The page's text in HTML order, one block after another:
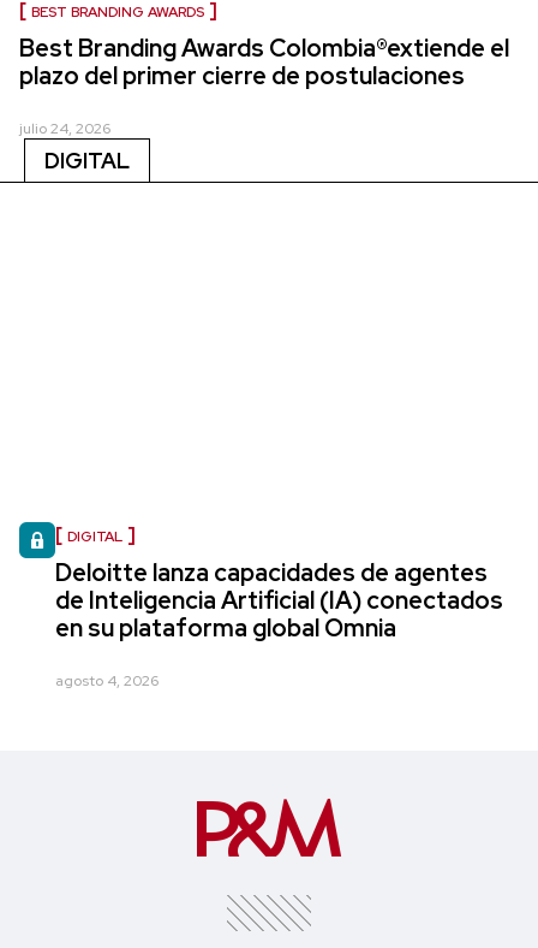
BEST BRANDING AWARDS
Best Branding Awards Colombia®extiende el
plazo del primer cierre de postulaciones
julio 24, 2026
DIGITAL
DIGITAL
Deloitte lanza capacidades de agentes
de Inteligencia Artificial (IA) conectados
en su plataforma global Omnia
agosto 4, 2026